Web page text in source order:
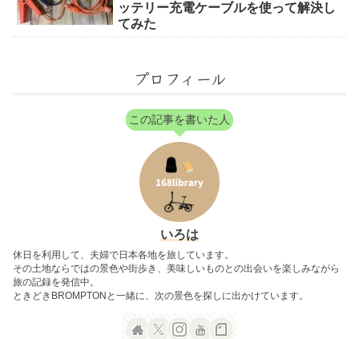
ッテリー充電ケーブルを使って解決し
てみた
プロフィール
この記事を書いた人
いろは
休日を利用して、夫婦で日本各地を旅しています。
その土地ならではの景色や街歩き、美味しいものとの出会いを楽しみながら
旅の記録を発信中。
ときどきBROMPTONと一緒に、次の景色を探しに出かけています。